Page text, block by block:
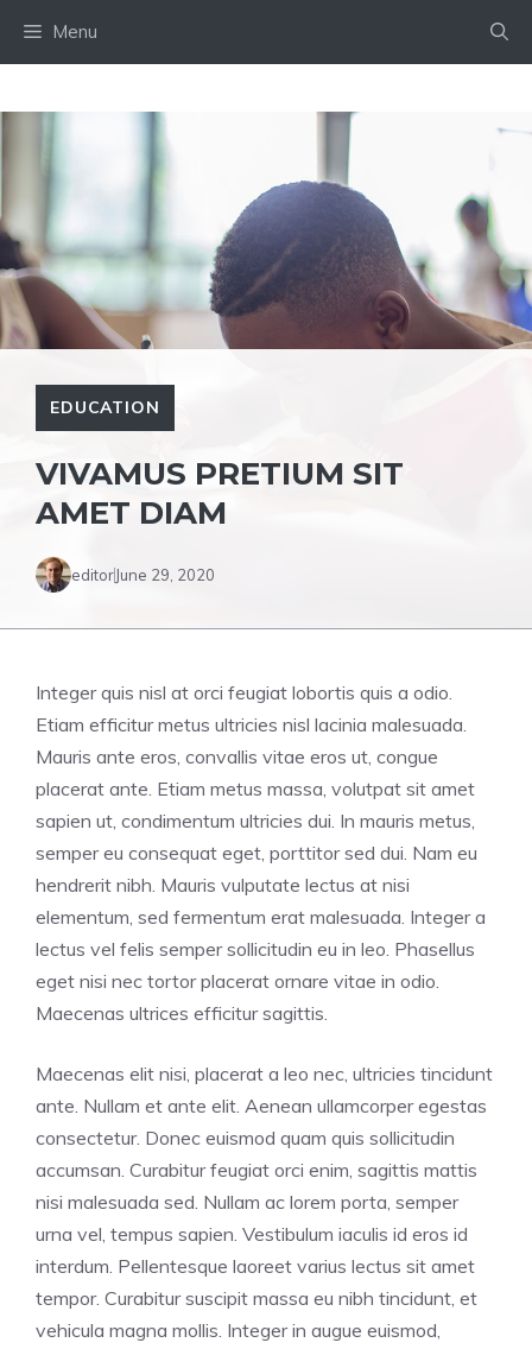
Menu
EDUCATION
VIVAMUS PRETIUM SIT
AMET DIAM
editorJune 29, 2020
Integer quis nisl at orci feugiat lobortis quis a odio.
Etiam efficitur metus ultricies nisl lacinia malesuada.
Mauris ante eros, convallis vitae eros ut, congue
placerat ante. Etiam metus massa, volutpat sit amet
sapien ut, condimentum ultricies dui. In mauris metus,
semper eu consequat eget, porttitor sed dui. Nam eu
hendrerit nibh. Mauris vulputate lectus at nisi
elementum, sed fermentum erat malesuada. Integer a
lectus vel felis semper sollicitudin eu in leo. Phasellus
eget nisi nec tortor placerat ornare vitae in odio.
Maecenas ultrices efficitur sagittis.
Maecenas elit nisi, placerat a leo nec, ultricies tincidunt
ante. Nullam et ante elit. Aenean ullamcorper egestas
consectetur. Donec euismod quam quis sollicitudin
accumsan. Curabitur feugiat orci enim, sagittis mattis
nisi malesuada sed. Nullam ac lorem porta, semper
urna vel, tempus sapien. Vestibulum iaculis id eros id
interdum. Pellentesque laoreet varius lectus sit amet
tempor. Curabitur suscipit massa eu nibh tincidunt, et
vehicula magna mollis. Integer in augue euismod,